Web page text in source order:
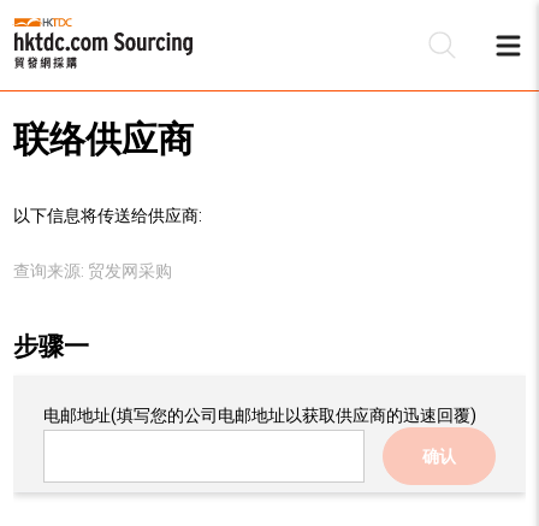
联络供应商
以下信息将传送给供应商:
查询来源: 贸发网采购
步骤一
电邮地址(填写您的公司电邮地址以获取供应商的迅速回覆)
确认